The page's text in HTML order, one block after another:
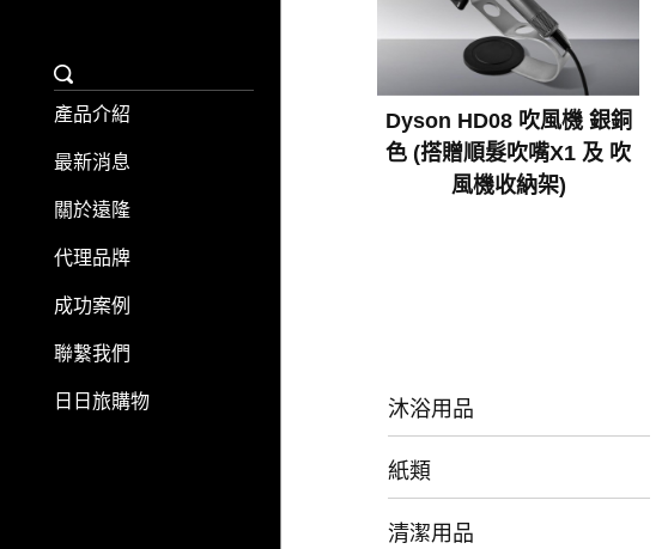
產品介紹
最新消息
關於遠隆
代理品牌
成功案例
聯繫我們
日日旅購物
Dyson HD08 吹風機 銀銅
色 (搭贈順髮吹嘴X1 及 吹
風機收納架)
沐浴用品
紙類
清潔用品